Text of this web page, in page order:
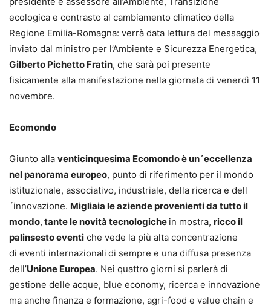
ecologica e contrasto al cambiamento climatico della
Regione Emilia-Romagna: verrà data lettura del messaggio
inviato dal ministro per l’Ambiente e Sicurezza Energetica,
Gilberto Pichetto Fratin, che sarà poi presente
fisicamente alla manifestazione nella giornata di venerdì 11
novembre.
Ecomondo
Giunto alla venticinquesima Ecomondo è un´eccellenza
nel panorama europeo, punto di riferimento per il mondo
istituzionale, associativo, industriale, della ricerca e dell
´innovazione. Migliaia le aziende provenienti da tutto il
mondo, tante le novità tecnologiche in mostra, ricco il
palinsesto eventi che vede la più alta concentrazione
di eventi internazionali di sempre e una diffusa presenza
dell’Unione Europea. Nei quattro giorni si parlerà di
gestione delle acque, blue economy, ricerca e innovazione
ma anche finanza e formazione, agri-food e value chain e